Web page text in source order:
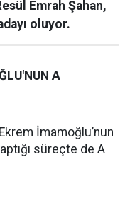
Emrah Şahan,
oluyor.
A
İmamoğlu’nun
süreçte de A